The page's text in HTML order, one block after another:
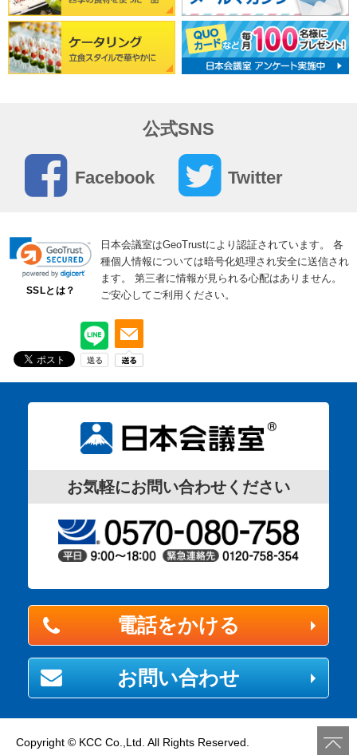
おすすめ情報
2025年も残すところわずか。今年も多くの企業・団体の
皆さまに日・・・
冬商戦を勝ち抜く！小規模商談向け貸会議室活用術
「少人数だからこそ成果につながる、冬商戦の商談術」
・・・
福岡会議室「博多駅JSビル貸会議室」のご予約受付
を開始しました
博多駅JSビル貸会議室 ・・・
2025年08月27日
成果を高める鍵は立地！博多駅近くの貸会議室活用
術
成果に直結する“選べる駅チカ空間”&・・・
2025年08月07日
福岡会議室「シンシャスペース 薬院駅」のご予約
受付を開始しました
シンシャスペース 薬院駅 ・・・
ンタリース博多駅前」掲載開始致しました。
ふれあい貸し会議室Premiumトヨタレンタリース博多駅前
・・・
公式SNS
Facebook Twitter
SSLとは？
日本会議室はGeoTrustにより認証されています。
各
種個人情報については暗号化処理され安全に送信され
ます。
第三者に情報が見られる心配はありません。
ご安心してご利用ください。
お気軽にお問い合わせください
電話をかける
お問い合わせ
Copyright © KCC Co.,Ltd. All Rights Reserved.